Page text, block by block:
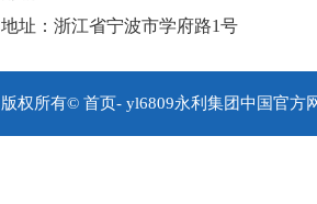
地址：浙江省宁波市学府路1号
版权所有© 首页- yl6809永利集团中国官方